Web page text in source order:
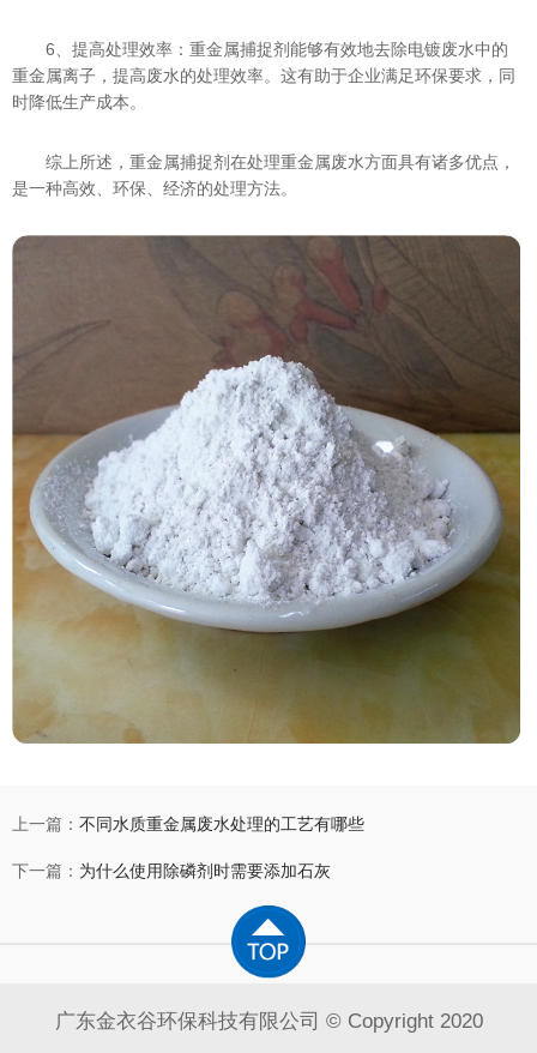
6、提高处理效率：重金属捕捉剂能够有效地去除电镀废水中的
重金属离子，提高废水的处理效率。这有助于企业满足环保要求，同
时降低生产成本。
综上所述，重金属捕捉剂在处理重金属废水方面具有诸多优点，
是一种高效、环保、经济的处理方法。
上一篇： 不同水质重金属废水处理的工艺有哪些
下一篇： 为什么使用除磷剂时需要添加石灰
广东金衣谷环保科技有限公司 © Copyright 2020